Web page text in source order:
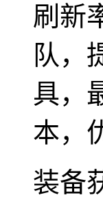
刷新
队，
具，
本，
装备